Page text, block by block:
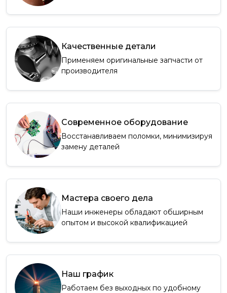
Качественные детали
Применяем оригинальные запчасти от
производителя
Современное оборудование
Восстанавливаем поломки, минимизируя
замену деталей
Мастера своего дела
Наши инженеры обладают обширным
опытом и высокой квалификацией
Наш график
Работаем без выходных по удобному